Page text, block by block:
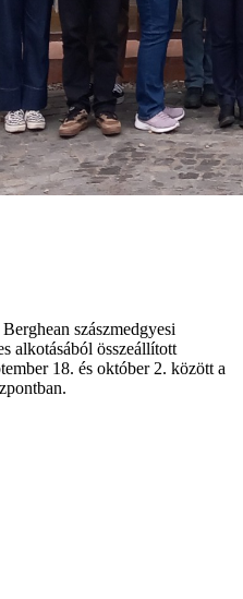
szászmedgyesi
alkotásából összeállított
18. és október 2. között a